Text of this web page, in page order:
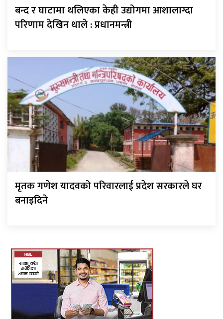
बन्द र घाटामा थलिएका केही उद्योगमा आशालाग्दा
परिणाम देखिन थाले : प्रधानमन्त्री
मृतक गणेश यादवको परिवारलाई प्रदेश सरकारले घर
बनाइदिने